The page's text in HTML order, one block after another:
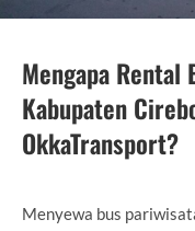
Mengapa Rental
Kabupaten
OkkaTransport?
Menyewa bus